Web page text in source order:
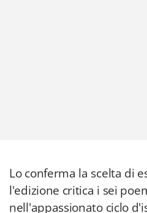
Lo conferma la scelta di
l'edizione critica i sei
nell'appassionato ciclo